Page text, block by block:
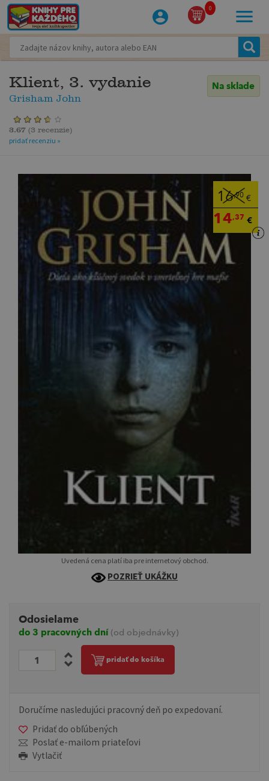
0
Klient, 3. vydanie
Grisham John
Na sklade
3.67 (3 recenzie)
pridať recenziu »
16,90 €
14,37 €
Uvedená cena platí iba pre internetový obchod.
POZRIEŤ UKÁŽKU
Odosielame
do 3 pracovných dní (od objednávky)
pridať do košíka
Doručíme nasledujúci pracovný deň po expedovaní.
Pridať do obľúbených
Poslať e-mailom priateľovi
Vytlačiť